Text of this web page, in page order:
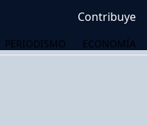
Contribuye
PERIODISMO ECONOMÍA